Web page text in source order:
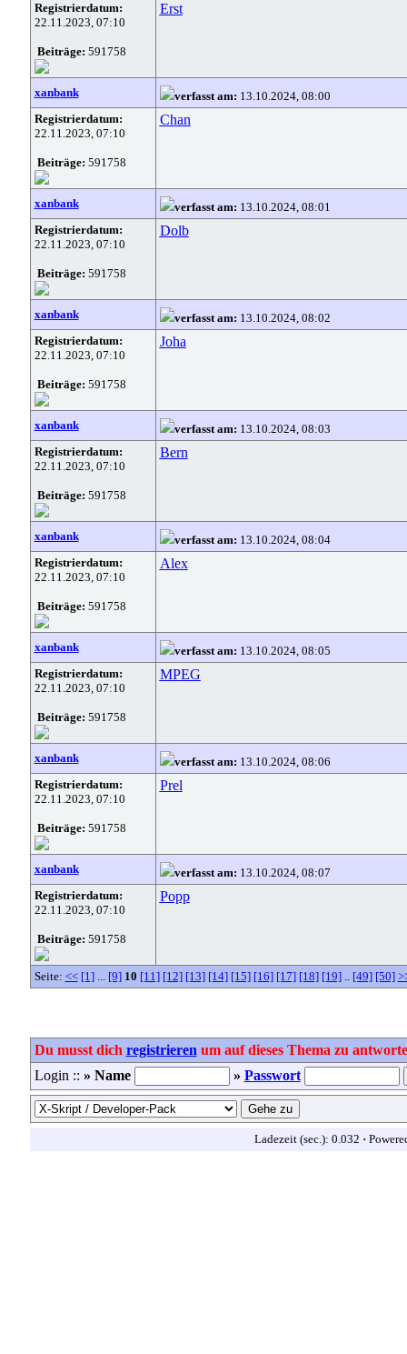
Registrierdatum:
22.11.2023, 07:10
Beiträge: 591758
Erst
xanbank verfasst am: 13.10.2024, 08:00
Registrierdatum:
22.11.2023, 07:10
Beiträge: 591758
Chan
xanbank verfasst am: 13.10.2024, 08:01
Registrierdatum:
22.11.2023, 07:10
Beiträge: 591758
Dolb
xanbank verfasst am: 13.10.2024, 08:02
Registrierdatum:
22.11.2023, 07:10
Beiträge: 591758
Joha
xanbank verfasst am: 13.10.2024, 08:03
Registrierdatum:
22.11.2023, 07:10
Beiträge: 591758
Bern
xanbank verfasst am: 13.10.2024, 08:04
Registrierdatum:
22.11.2023, 07:10
Beiträge: 591758
Alex
xanbank verfasst am: 13.10.2024, 08:05
Registrierdatum:
22.11.2023, 07:10
Beiträge: 591758
MPEG
xanbank verfasst am: 13.10.2024, 08:06
Registrierdatum:
22.11.2023, 07:10
Beiträge: 591758
Prel
xanbank verfasst am: 13.10.2024, 08:07
Registrierdatum:
22.11.2023, 07:10
Beiträge: 591758
Popp
Seite: << [1]... [9] 10 [11] [12] [13] [14] [15] [16] [17] [18] [19].. [49] [50]
Du musst dich registrieren um auf dieses Thema zu
Login :: » Name » Passwort
Ladezeit (sec.): 0.032 ·